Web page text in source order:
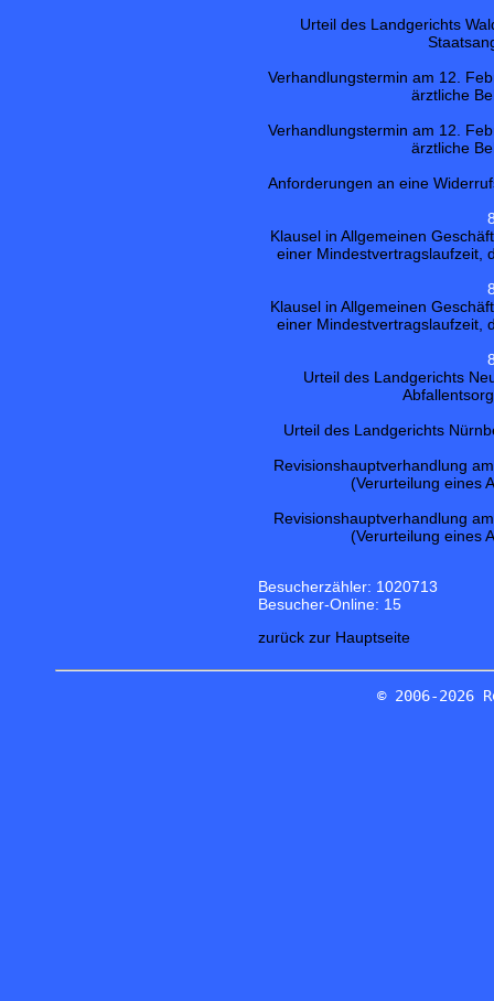
Urteil des Landgerichts
Verhandlungstermin am 12.
ärztliche
Verhandlungstermin am 12.
ärztliche
Anforderungen an eine
Klausel in Allgemeinen
einer Mindestvertragslaufzeit,
Klausel in Allgemeinen
einer Mindestvertragslaufzeit,
Urteil des Landgerichts
Urteil des Landgerichts
Revisionshauptverhandlung
(Verurteilung eines
Revisionshauptverhandlung
(Verurteilung eines
Besucherzähler: 1020713
Besucher-Online: 15
zurück zur Hauptseite
© 2006-2026